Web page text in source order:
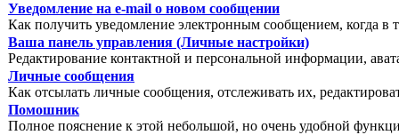
Уведомление на е-mail о новом сообщении
Как получить уведомление электронным сообщением, когда в
Ваша панель управления (Личные настройки)
Редактирование контактной и персональной информации,
Личные сообщения
Как отсылать личные сообщения, отслеживать их,
Помошник
Полное пояснение к этой небольшой, но очень удобной